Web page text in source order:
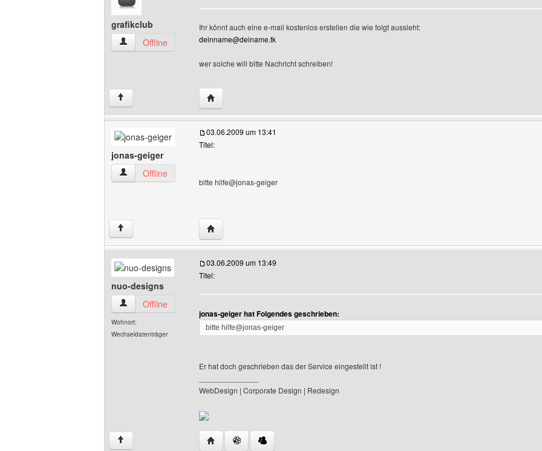
grafikclub
grafikclub Benutzer-Profile anzeigen
Offline
Ihr könnt auch eine e-mail kostenlos erstellen die wie folgt aussieht:
deinname@deiname.tk
wer solche will bitte Nachricht schreiben!
↑ Website dieses Benutzers besuchen: grafikclub
jonas-geiger
jonas-geiger Benutzer-Profile anzeigen
Offline
03.06.2009 um 13:41
Titel:
bitte hilfe@jonas-geiger
↑ Website dieses Benutzers besuchen: jonas-geiger
nuo-designs
nuo-designs Benutzer-Profile anzeigen
Offline
Wohnort:
Wechseldatenträger
03.06.2009 um 13:49
Titel:
jonas-geiger hat Folgendes geschrieben:
bitte hilfe@jonas-geiger
Er hat doch geschrieben das der Service eingestellt ist !
WebDesign | Corporate Design | Redesign
↑ Website dieses Benutzers besuchen: nuo-designs